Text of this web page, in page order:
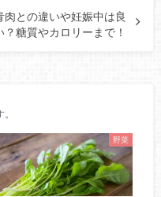
との違いや妊娠中は良
？糖質やカロリーまで！
野菜